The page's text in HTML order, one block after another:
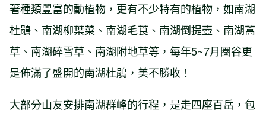
著種類豐富的動植物，更有不少特有的植物，如南湖
杜鵑、南湖柳葉菜、南湖毛莨、南湖倒提壺、南湖蒿
草、南湖碎雪草、南湖附地草等，每年5~7月圈谷更
是佈滿了盛開的南湖杜鵑，美不勝收！
大部分山友安排南湖群峰的行程，是走四座百岳，包